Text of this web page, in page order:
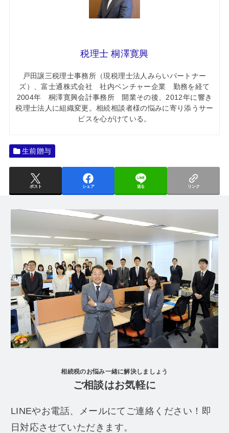
税理士 桐澤寛興
戸田譲三税理士事務所（現税理士法人みらいパートナー
ズ）、富士通株式会社 社内ベンチャー企業 勤務を経て
2004年 桐澤寛興会計事務所 開業その後、2012年に響き
税理士法人に組織変更。相続相談者様の悩みに寄り添うサー
ビスを心がけている。
生前贈与
ポスト シェア 送る リンク
相続税のお悩み一緒に解決しましょう
ご相談はお気軽に
LINEやお電話、メールにてご連絡ください！即
日対応させていただきます。